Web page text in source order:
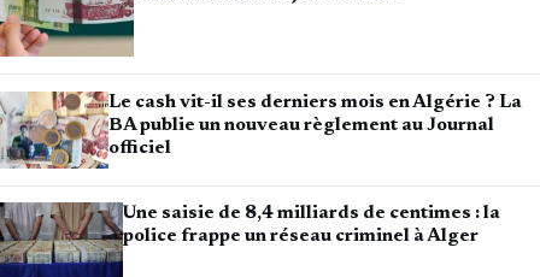
Le cash vit-il ses derniers mois en Algérie ? La
BA publie un nouveau règlement au Journal
officiel
Une saisie de 8,4 milliards de centimes : la
police frappe un réseau criminel à Alger